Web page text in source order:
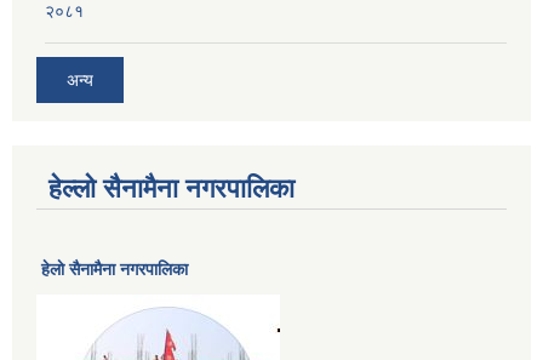
२०८१
अन्य
हेल्लो सैनामैना नगरपालिका
हेलाे सैनामैना नगरपालिका